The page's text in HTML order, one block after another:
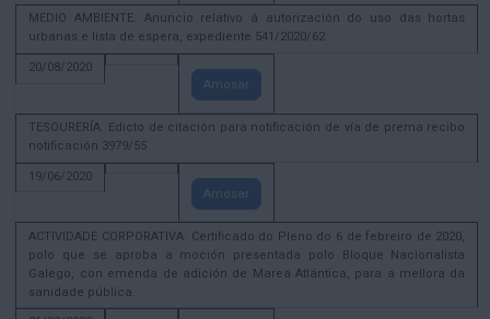
MEDIO AMBIENTE. Anuncio relativo á autorización do uso das hortas
urbanas e lista de espera, expediente 541/2020/62
20/08/2020
Amosar
TESOURERÍA. Edicto de citación para notificación de vía de prema recibo
notificación 3979/55
19/06/2020
Amosar
ACTIVIDADE CORPORATIVA. Certificado do Pleno do 6 de febreiro de 2020,
polo que se aproba a moción presentada polo Bloque Nacionalista
Galego, con emenda de adición de Marea Atlántica, para a mellora da
sanidade pública.